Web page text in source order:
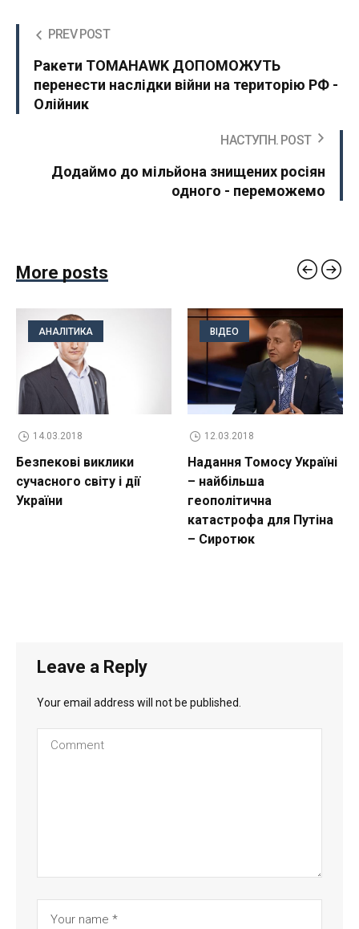
PREV POST
Ракети TOMAHAWK ДОПОМОЖУТЬ
перенести наслідки війни на територію РФ -
Олійник
НАСТУПН. POST
Додаймо до мільйона знищених росіян
одного - переможемо
More posts
АНАЛІТИКА
14.03.2018
Безпекові виклики
сучасного світу і дії
України
ВІДЕО
12.03.2018
Надання Томосу Україні
– найбільша
геополітична
катастрофа для Путіна
– Сиротюк
Leave a Reply
Your email address will not be published.